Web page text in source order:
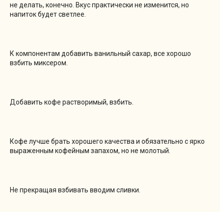
не делать, конечно. Вкус практически не изменится, но
напиток будет светлее.
К компонентам добавить ванильный сахар, все хорошо
взбить миксером.
Добавить кофе растворимый, взбить.
Кофе лучше брать хорошего качества и обязательно с ярко
выраженным кофейным запахом, но не молотый.
Не прекращая взбивать вводим сливки.